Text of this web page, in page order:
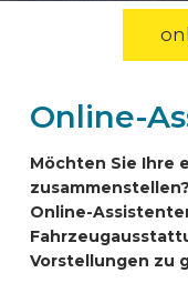
ANPASSUNG
SEKTOREN
AUTOMARKEN
Online-
Möchten Sie Ihre
Online-
Vorstellungen zu